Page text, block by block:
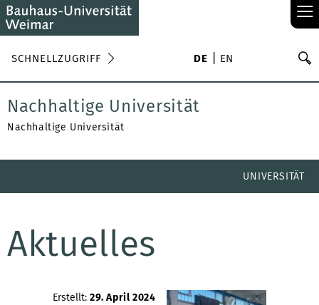
≡
SCHNELLZUGRIFF DE EN
Nachhaltige Universität
Nachhaltige Universität
UNIVERSITÄT
Aktuelles
Erstellt: 29. April 2024